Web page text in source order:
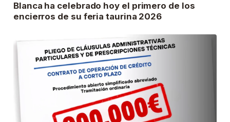
Blanca ha celebrado hoy el primero de los
encierros de su feria taurina 2026